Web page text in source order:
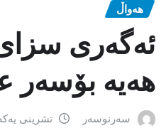
هەواڵ
ئەگەری
هەیە بۆسەر
سەرنوسەر تشرینی یەکەم 10,